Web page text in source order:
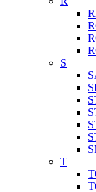
S
T